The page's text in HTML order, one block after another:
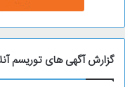
گزارش آگهی های توریسم